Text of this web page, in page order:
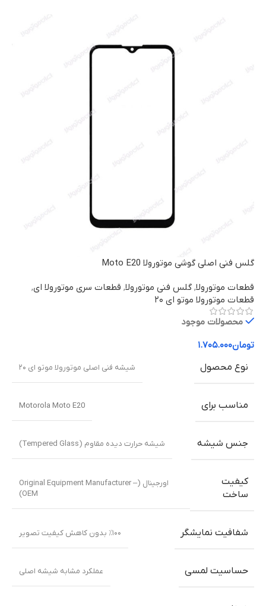
گلس فنی اصلی گوشی موتورولا Moto E20
قطعات موتورولا, گلس فنی موتورولا, قطعات سری موتورولا ای,
قطعات موتورولا موتو ای ۲۰
محصولات موجود
تومان۱.۷۰۵.۰۰۰
نوع محصول
شیشه فنی اصلی موتورولا موتو ای ۲۰
مناسب برای Motorola Moto E20
جنس شیشه شیشه حرارت دیده مقاوم (Tempered Glass)
کیفیت
ساخت
اورجینال (Original Equipment Manufacturer –
OEM)
شفافیت نمایشگر ٪۱۰۰ بدون کاهش کیفیت تصویر
حساسیت لمسی عملکرد مشابه شیشه اصلی